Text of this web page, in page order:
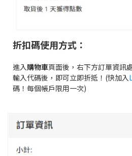
折扣碼使用方式：
進入購物車頁面後，右下方訂單資訊
輸入代碼後，即可立即折抵！(快加入
碼！每個帳戶限用一次)